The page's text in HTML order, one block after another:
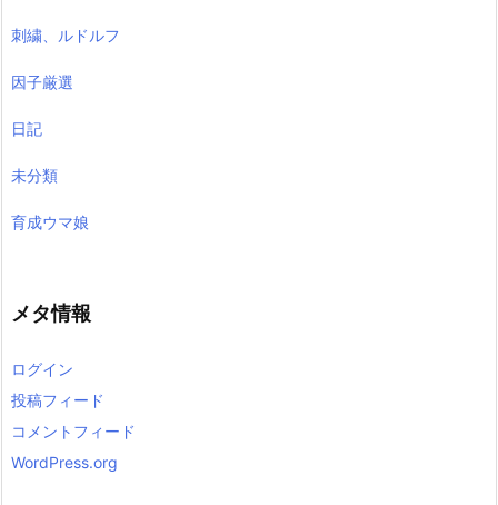
刺繍、ルドルフ
因子厳選
日記
未分類
育成ウマ娘
メタ情報
ログイン
投稿フィード
コメントフィード
WordPress.org